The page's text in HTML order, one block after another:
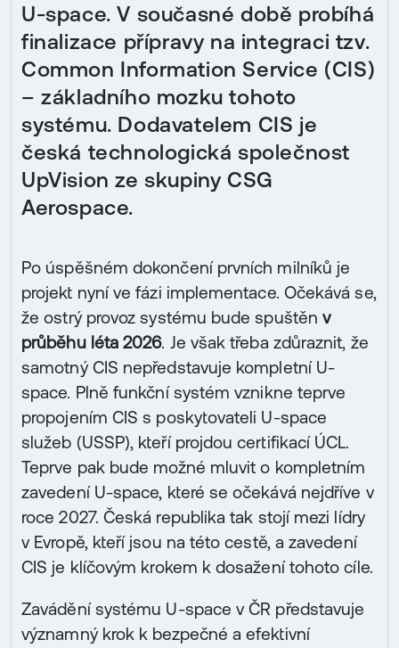
U-space. V současné době probíhá
finalizace přípravy na integraci tzv.
Common Information Service (CIS)
– základního mozku tohoto
systému. Dodavatelem CIS je
česká technologická společnost
UpVision ze skupiny CSG
Aerospace.
Po úspěšném dokončení prvních milníků je
projekt nyní ve fázi implementace. Očekává se,
že ostrý provoz systému bude spuštěnv
průběhu léta 2026. Je však třeba zdůraznit, že
samotný CIS nepředstavuje kompletní U-
space. Plně funkční systém vznikne teprve
propojením CIS s poskytovateli U-space
služeb (USSP), kteří projdou certifikací ÚCL.
Teprve pak bude možné mluvit o kompletním
zavedení U-space, které se očekává nejdříve v
roce 2027. Česká republika tak stojí mezi lídry
v Evropě, kteří jsou na této cestě, a zavedení
CIS je klíčovým krokem k dosažení tohoto cíle.
Zavádění systému U-space v ČR představuje
významný krok k bezpečné a efektivní